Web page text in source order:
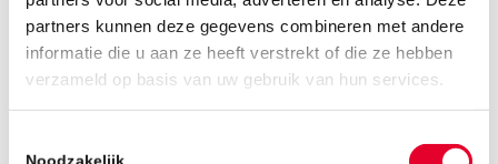
partners kunnen deze gegevens combineren met andere
informatie die u aan ze heeft verstrekt of die ze hebben
verzameld op basis van uw gebruik van hun services.